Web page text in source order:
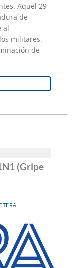
Aquel 29
de
al
militares.
de
(Gripe